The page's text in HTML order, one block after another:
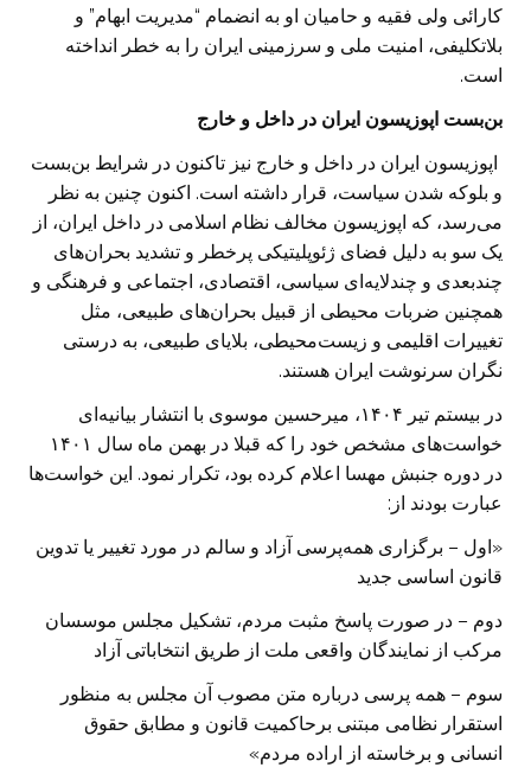
کارائی ولی فقیه و حامیان او به انضمام “مدیریت ابهام” و
بلاتکلیفی، امنیت ملی و سرزمینی ایران را به خطر انداخته
است.
بن‌بست اپوزیسون ایران در داخل و خارج
اپوزیسون ایران در داخل و خارج نیز تاکنون در شرایط بن‌بست
و بلوکه شدن سیاست، قرار داشته است. اکنون چنین به نظر
می‌رسد، که اپوزیسون مخالف نظام اسلامی در داخل ایران، از
یک سو به دلیل فضای ژئوپلیتیکی پرخطر و تشدید بحران‌های
چند‌بعدی و چند‌لایه‌ای سیاسی، اقتصادی، اجتماعی و فرهنگی و
همچنین ضربات محیطی از قبیل بحران‌های طبیعی، مثل
تغییرات اقلیمی و زیست‌محیطی، بلایای طبیعی، به درستی
نگران سرنوشت ایران هستند.
در بیستم تیر ۱۴۰۴، میرحسین موسوی با انتشار بیانیه‌ای
خواست‌های مشخص خود را که قبلا در بهمن ماه سال ۱۴۰۱
در دوره جنبش مهسا اعلام کرده بود، تکرار نمود. این خواست‌ها
عبارت بودند از:
«اول – برگزاری همه‌پرسی آزاد و سالم در مورد تغییر یا تدوین
قانون اساسی جدید
دوم – در صورت پاسخ مثبت مردم، تشکیل مجلس موسسان
مرکب از نمایندگان واقعی ملت از طریق انتخاباتی آزاد
سوم – همه پرسی درباره متن مصوب آن مجلس به منظور
استقرار نظامی مبتنی برحاکمیت قانون و مطابق حقوق
انسانی و برخاسته از اراده مردم»